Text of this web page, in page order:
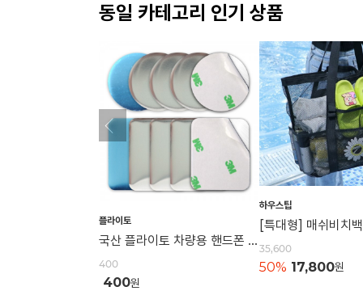
동일 카테고리 인기 상품
플라이토
국산 플라이토 차량용 핸드폰 자석 거치대 철판 원형 사각 40mm
400
400원
하우스팁
35,600
50% 17,800원